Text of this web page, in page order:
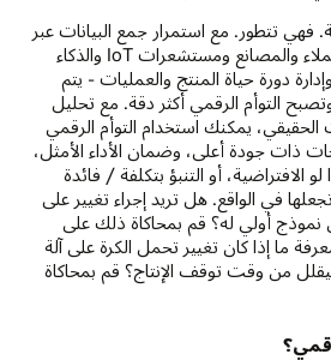
فهي تتطور. مع استمرار جمع البيانات عبر
دورة حياة المنتج - من العملاء والمصانع ومستشعرات IoT والذكاء
دورة حياة المنتج والعمليات - يتم
التوأم الرقمي أكثر دقة. مع تحليل
الحقيقي، يمكنك استخدام التوأم الرقمي
ذات جودة أعلى، وضمان الأداء الأمثل،
الافتراضية، أو التنبؤ بتكلفة / فائدة
في الواقع. هل تريد إجراء تغيير على
نموذج أولي له؟ قم بمحاكاة ذلك على
ما إذا كان تغيير تحمل الكرة على آلة
من وقت توقف الإنتاج؟ قم بمحاكاة